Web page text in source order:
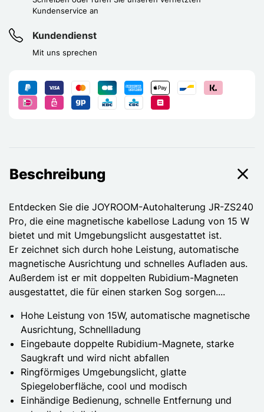
Kundenservice an
Kundendienst
Mit uns sprechen
Beschreibung
Entdecken Sie die JOYROOM-Autohalterung JR-ZS240
Pro, die eine magnetische kabellose Ladung von 15 W
bietet und mit Umgebungslicht ausgestattet ist.
Er zeichnet sich durch hohe Leistung, automatische
magnetische Ausrichtung und schnelles Aufladen aus.
Außerdem ist er mit doppelten Rubidium-Magneten
ausgestattet, die für einen starken Sog sorgen....
Hohe Leistung von 15W, automatische magnetische
Ausrichtung, Schnellladung
Eingebaute doppelte Rubidium-Magnete, starke
Saugkraft und wird nicht abfallen
Ringförmiges Umgebungslicht, glatte
Spiegeloberfläche, cool und modisch
Einhändige Bedienung, schnelle Entfernung und